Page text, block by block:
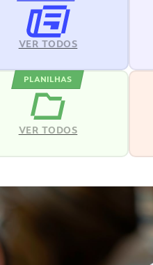
VER TODOS
PLANILHAS
VER TODOS